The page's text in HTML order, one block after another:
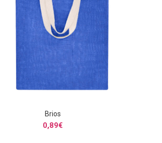
SELECCIONAR OPCIONES
Brios
0,89€